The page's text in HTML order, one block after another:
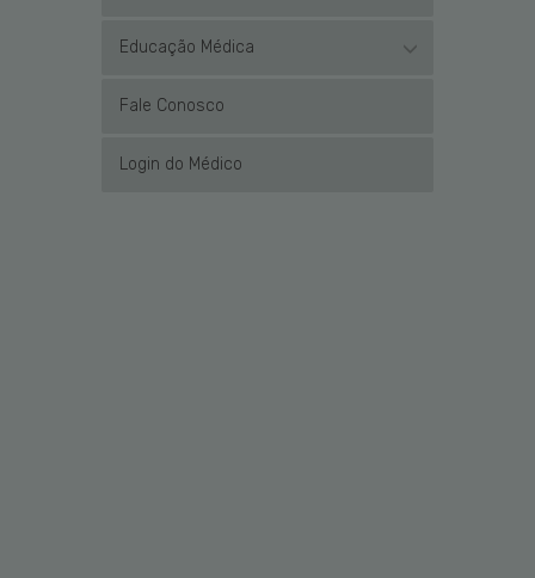
Educação Médica
Fale Conosco
Login do Médico